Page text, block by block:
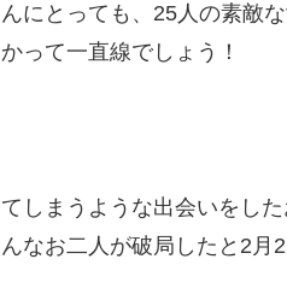
にとっても、25人の素敵
って一直線でしょう！
しまうような出会いをした
なお二人が破局したと2月